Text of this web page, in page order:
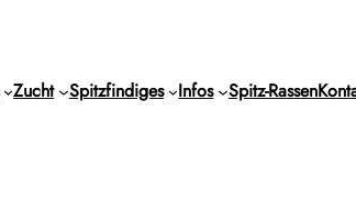
Zucht Spitzfindiges Infos Spitz-Rassen